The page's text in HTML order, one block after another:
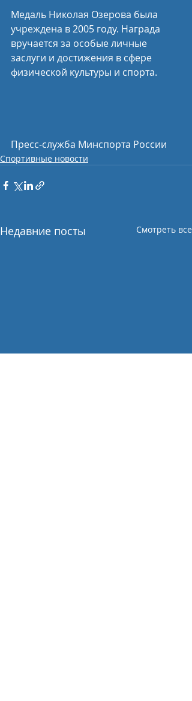
Медаль Николая Озерова была
учреждена в 2005 году. Награда
вручается за особые личные
заслуги и достижения в сфере
физической культуры и спорта.
Пресс-служба Минспорта России
Спортивные новости
Недавние посты Смотреть все